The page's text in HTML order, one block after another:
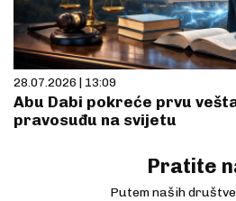
28.07.2026 | 13:09
Abu Dabi pokreće prvu
pravosuđu na svijetu
Pratite
Putem naših